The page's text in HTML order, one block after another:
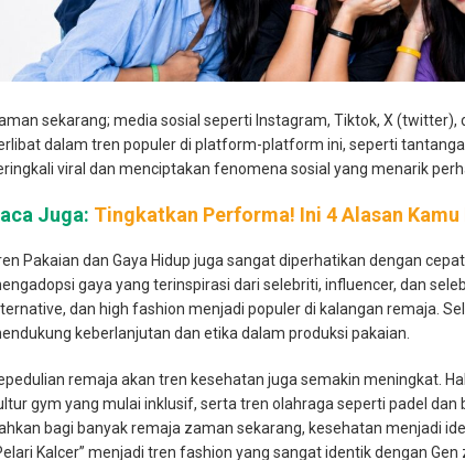
sekarang; media sosial seperti Instagram, Tiktok, X
dalam tren populer di platform-platform ini, seperti
viral dan menciptakan fenomena sosial yang menarik
Juga: Tingkatkan Performa! Ini 4 Alasan
Pakaian dan Gaya Hidup juga sangat diperhatikan dengan
gaya yang terinspirasi dari selebriti, influencer, dan
dan high fashion menjadi populer di kalangan remaja.
keberlanjutan dan etika dalam produksi pakaian.
remaja akan tren kesehatan juga semakin meningkat.
gym yang mulai inklusif, serta tren olahraga seperti padel
bagi banyak remaja zaman sekarang, kesehatan menjadi
Kalcer” menjadi tren fashion yang sangat identik dengan Gen